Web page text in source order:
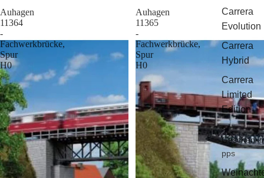
Carrera
Evolution
Carrera
Hybrid
Carrera
Limited
Edition
Geschenkti
pps
Auhagen
11364
-
Fachwerkbrücke,
Spur
H0
Auhagen
11365
-
Fachwerkbrücke,
Spur
H0